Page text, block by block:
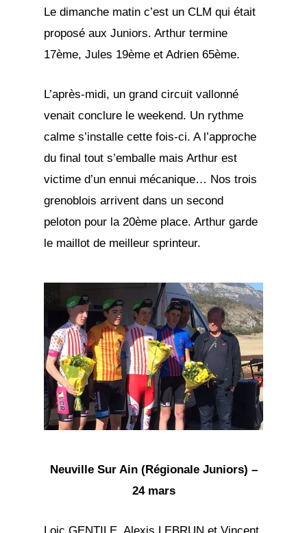
Le dimanche matin c’est un CLM qui était
proposé aux Juniors. Arthur termine
17ème, Jules 19ème et Adrien 65ème.
L’après-midi, un grand circuit vallonné
venait conclure le weekend. Un rythme
calme s’installe cette fois-ci. A l’approche
du final tout s’emballe mais Arthur est
victime d’un ennui mécanique… Nos trois
grenoblois arrivent dans un second
peloton pour la 20ème place. Arthur garde
le maillot de meilleur sprinteur.
Neuville Sur Ain (Régionale Juniors) –
24 mars
Loic GENTILE, Alexis LEBRUN et Vincent